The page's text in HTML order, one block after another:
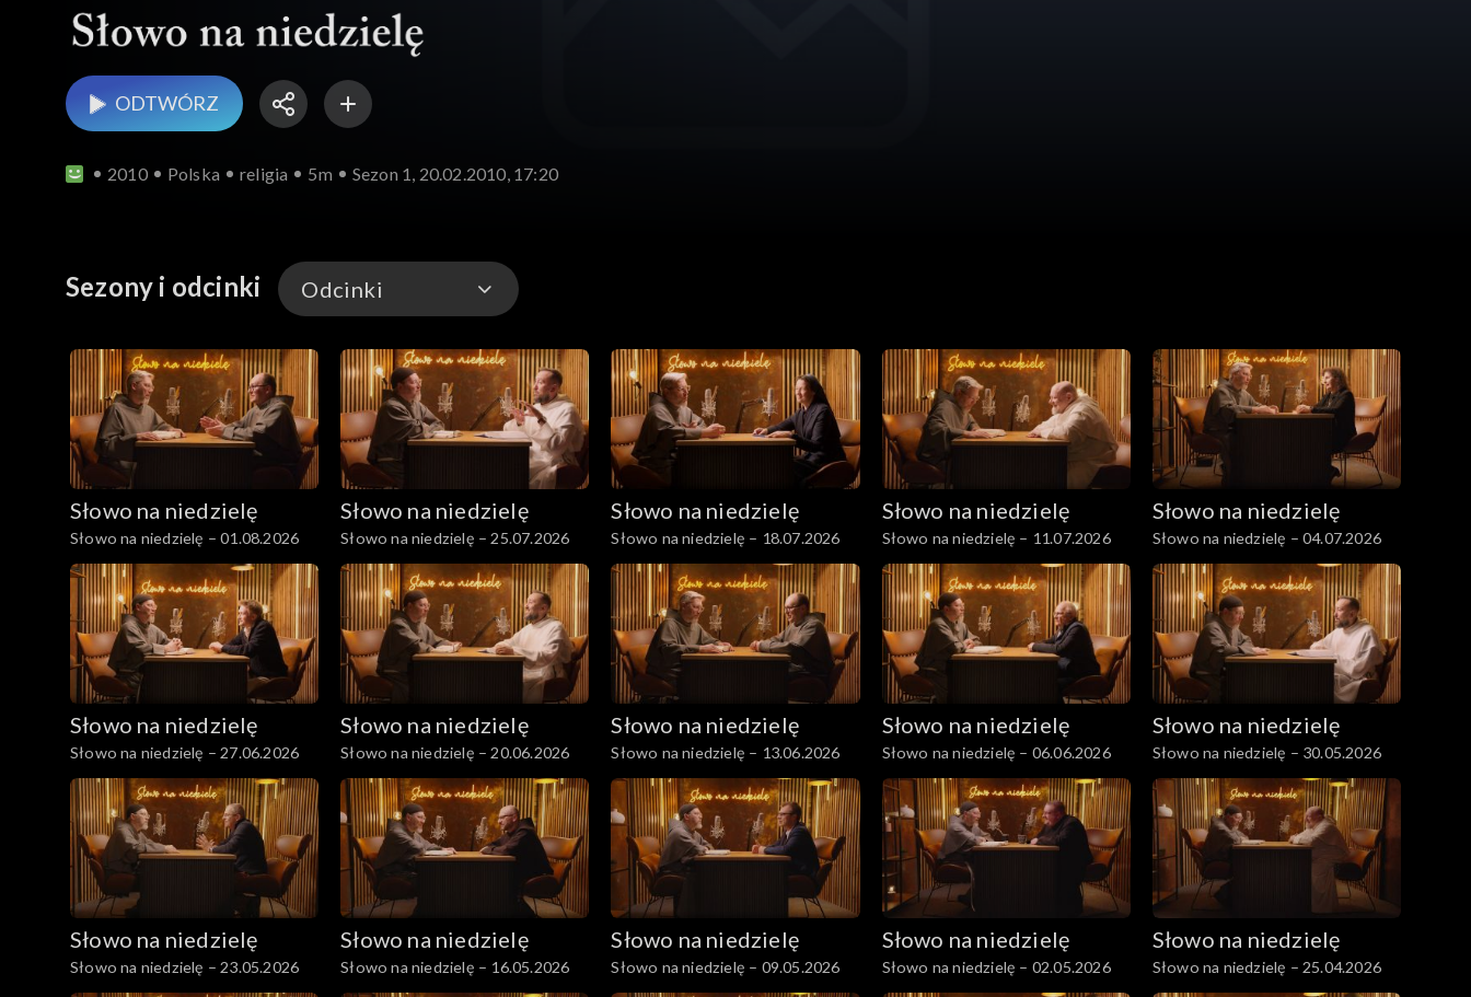
ODTWÓRZ
2010 Polska religia 5m Sezon 1, 20.02.2010, 17:20
Sezony i odcinki Odcinki
Odcinki
Słowo na niedzielę
Słowo na niedzielę – 01.08.2026
Słowo na niedzielę
Słowo na niedzielę – 25.07.2026
Słowo na niedzielę
Słowo na niedzielę – 18.07.2026
Słowo na niedzielę
Słowo na niedzielę – 11.07.2026
Słowo na niedzielę
Słowo na niedzielę – 04.07.2026
Słowo na niedzielę
Słowo na niedzielę – 27.06.2026
Słowo na niedzielę
Słowo na niedzielę – 20.06.2026
Słowo na niedzielę
Słowo na niedzielę – 13.06.2026
Słowo na niedzielę
Słowo na niedzielę – 06.06.2026
Słowo na niedzielę
Słowo na niedzielę – 30.05.2026
Słowo na niedzielę
Słowo na niedzielę – 23.05.2026
Słowo na niedzielę
Słowo na niedzielę – 16.05.2026
Słowo na niedzielę
Słowo na niedzielę – 09.05.2026
Słowo na niedzielę
Słowo na niedzielę – 02.05.2026
Słowo na niedzielę
Słowo na niedzielę – 25.04.2026